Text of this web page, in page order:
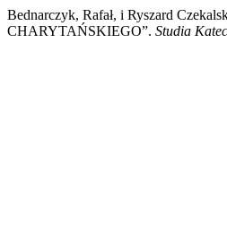
Bednarczyk, Rafał, i Ryszard
CHARYTAŃSKIEGO”. Studia